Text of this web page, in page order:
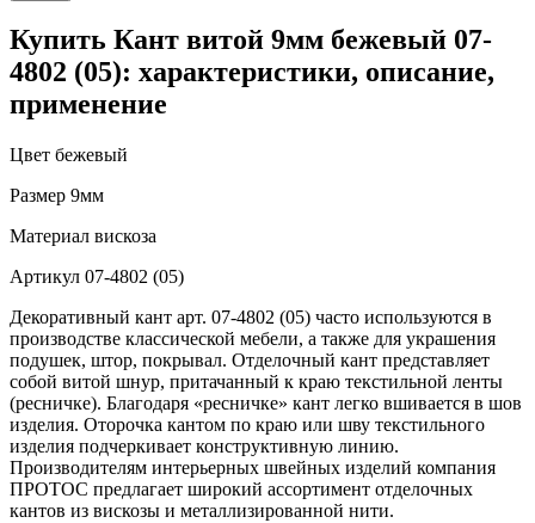
Купить Кант витой 9мм бежевый 07-
4802 (05): характеристики, описание,
применение
Цвет бежевый
Размер 9мм
Материал вискоза
Артикул 07-4802 (05)
Декоративный кант арт. 07-4802 (05) часто используются в
производстве классической мебели, а также для украшения
подушек, штор, покрывал. Отделочный кант представляет
собой витой шнур, притачанный к краю текстильной ленты
(ресничке). Благодаря «ресничке» кант легко вшивается в шов
изделия. Оторочка кантом по краю или шву текстильного
изделия подчеркивает конструктивную линию.
Производителям интерьерных швейных изделий компания
ПРОТОС предлагает широкий ассортимент отделочных
кантов из вискозы и металлизированной нити.